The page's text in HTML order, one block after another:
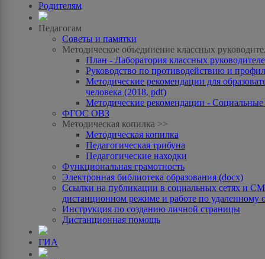
Родителям
Педагогам
Советы и памятки
Методическое объединение классных
План - Лаборатория классных
Руководство по противодействию и
Методические рекомендации для
человека (2018, pdf)
Методические рекомендации -
ФГОС ОВЗ
Методическая копилка >>
Методическая копилка
Педагогическая трибуна
Педагогические находки
Функциональная грамотность
Электронная библиотека образования (docx)
Ссылки на публикации в социальных сетях и
дистанционном режиме и работе по удаленному
Инструкция по созданию личной страницы
Дистанционная помощь
ГИА